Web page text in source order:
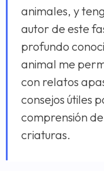
animales, y
autor de este
profundo
animal me
con relatos
consejos útiles
comprensión
criaturas.